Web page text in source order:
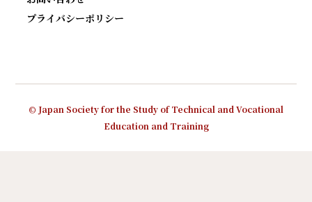
プライバシーポリシー
© Japan Society for the Study of Technical and Vocational
Education and Training